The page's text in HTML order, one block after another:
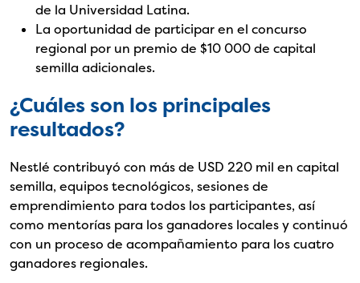
de la Universidad Latina.
La oportunidad de participar en el concurso
regional por un premio de $10 000 de capital
semilla adicionales.
¿Cuáles son los principales
resultados?
Nestlé contribuyó con más de USD 220 mil en capital
semilla, equipos tecnológicos, sesiones de
emprendimiento para todos los participantes, así
como mentorías para los ganadores locales y continuó
con un proceso de acompañamiento para los cuatro
ganadores regionales.